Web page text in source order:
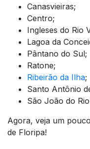
Canasvieiras;
Centro;
Ingleses do Rio
Lagoa da
Pântano do Sul;
Ratone;
Ribeirão da Ilha;
Santo Antônio
São João do
Agora, veja um
de Floripa!